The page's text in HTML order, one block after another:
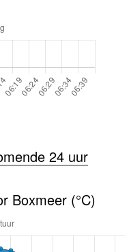
24 uur
Boxmeer (°C)